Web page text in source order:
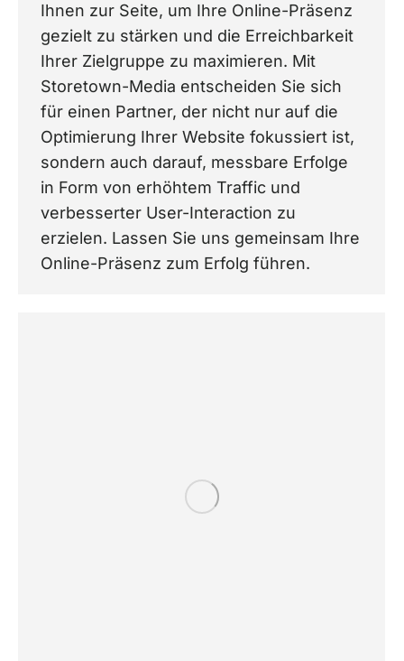
Ihnen zur Seite, um Ihre Online-Präsenz
gezielt zu stärken und die Erreichbarkeit
Ihrer Zielgruppe zu maximieren. Mit
Storetown-Media entscheiden Sie sich
für einen Partner, der nicht nur auf die
Optimierung Ihrer Website fokussiert ist,
sondern auch darauf, messbare Erfolge
in Form von erhöhtem Traffic und
verbesserter User-Interaction zu
erzielen. Lassen Sie uns gemeinsam Ihre
Online-Präsenz zum Erfolg führen.